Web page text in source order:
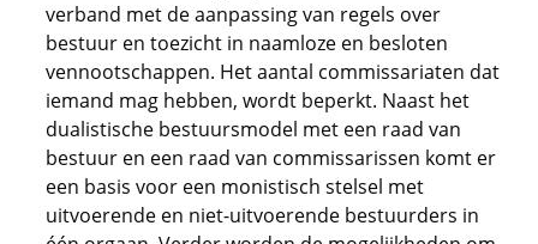
verband met de aanpassing van regels over
bestuur en toezicht in naamloze en besloten
vennootschappen. Het aantal commissariaten dat
iemand mag hebben, wordt beperkt. Naast het
dualistische bestuursmodel met een raad van
bestuur en een raad van commissarissen komt er
een basis voor een monistisch stelsel met
uitvoerende en niet-uitvoerende bestuurders in